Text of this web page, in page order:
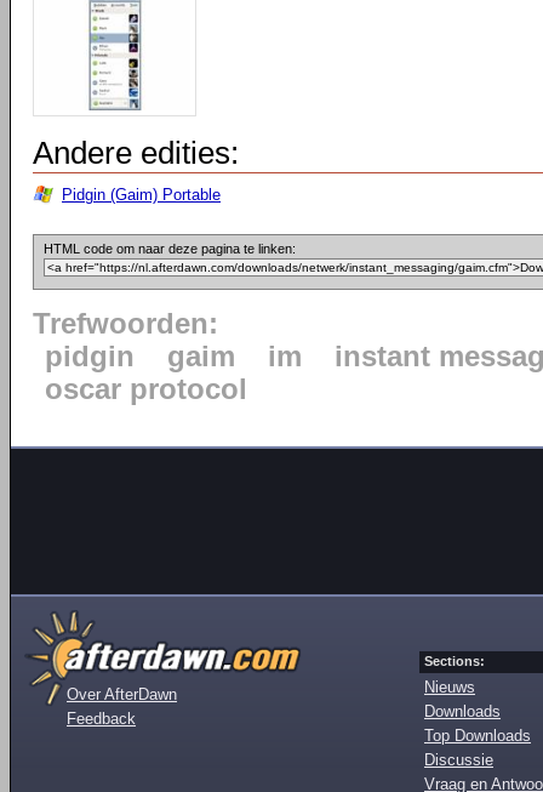
Andere edities:
Pidgin (Gaim) Portable
HTML code om naar deze pagina te linken:
Trefwoorden:
pidgin
gaim im
instant
oscar protocol
Over AfterDawn
Feedback
Sections:
Nieuws
Downloads
Top Downloads
Discussie
Vraag en